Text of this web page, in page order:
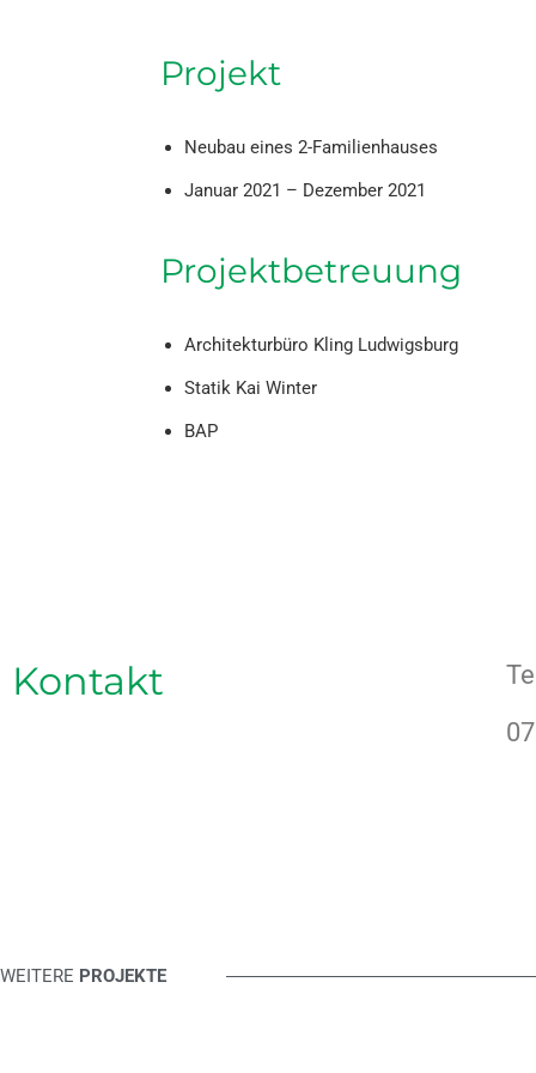
Projekt
Neubau eines 2-Familienhauses
Januar 2021 – Dezember 2021
Projektbetreuung
Architekturbüro Kling Ludwigsburg
Statik Kai Winter
BAP
Kontakt
WEITERE PROJEKTE